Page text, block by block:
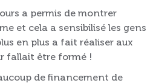
a permis de montrer
et cela a sensibilisé les gens
en plus a fait réaliser aux
fallait être formé !
de financement de